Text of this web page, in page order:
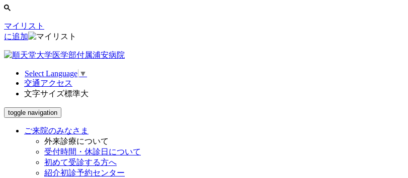
マイリスト
に追加
Select Language ▼
交通アクセス
文字サイズ標準大
toggle navigation
ご来院のみなさま
外来診療について
受付時間・休診日について
初めて受診する方へ
紹介初診予約センター